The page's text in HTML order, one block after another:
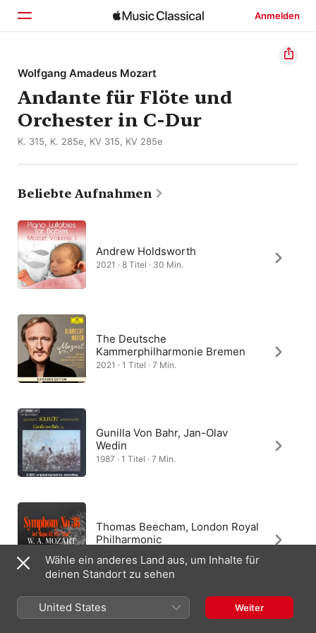
Anmelden
Startseite
Entdecken
Suchen
Wolfgang Amadeus Mozart
Andante für Flöte und
Orchester in C-Dur
K. 315, K. 285e, KV 315, KV 285e
Beliebte Aufnahmen
Andrew Holdsworth
2021 · 8 Titel · 30 Min.
The Deutsche
Kammerphilharmonie Bremen
2021 · 1 Titel · 7 Min.
Gunilla Von Bahr, Jan-Olav
Wedin
1987 · 1 Titel · 7 Min.
Thomas Beecham, London Royal
Philharmonic
Michael Maniaci, Boston
Wähle ein anderes Land aus, um Inhalte für
deinen Standort zu sehen
United States Weiter